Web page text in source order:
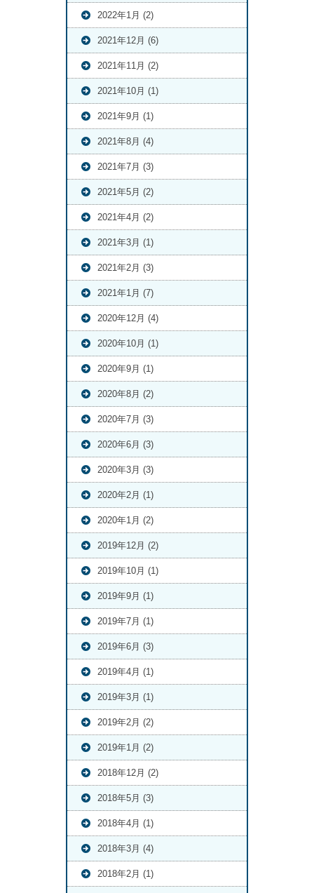
2022年1月 (2)
2021年12月 (6)
2021年11月 (2)
2021年10月 (1)
2021年9月 (1)
2021年8月 (4)
2021年7月 (3)
2021年5月 (2)
2021年4月 (2)
2021年3月 (1)
2021年2月 (3)
2021年1月 (7)
2020年12月 (4)
2020年10月 (1)
2020年9月 (1)
2020年8月 (2)
2020年7月 (3)
2020年6月 (3)
2020年3月 (3)
2020年2月 (1)
2020年1月 (2)
2019年12月 (2)
2019年10月 (1)
2019年9月 (1)
2019年7月 (1)
2019年6月 (3)
2019年4月 (1)
2019年3月 (1)
2019年2月 (2)
2019年1月 (2)
2018年12月 (2)
2018年5月 (3)
2018年4月 (1)
2018年3月 (4)
2018年2月 (1)